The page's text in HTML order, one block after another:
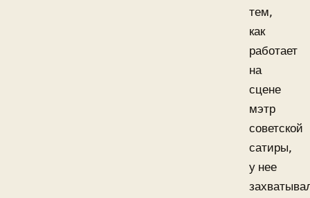
тем,
как
работает
на
сцене
мэтр
советской
сатиры,
у нее